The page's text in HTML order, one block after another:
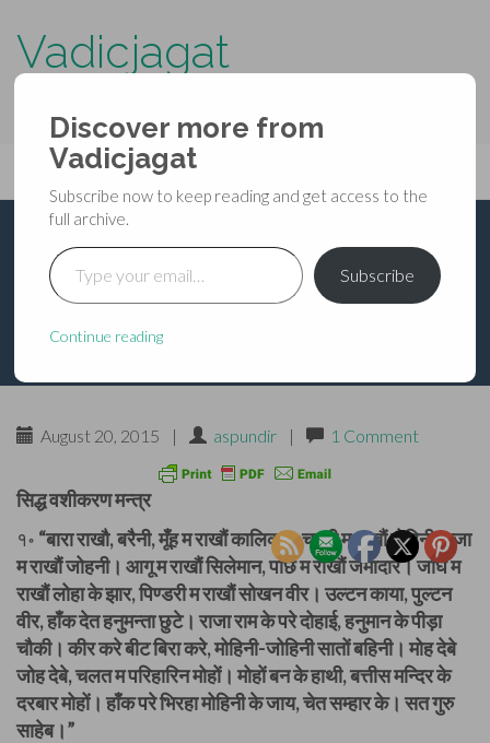
Vadicjagat
Primary
Menu
content
Vadicjagat
सिद्ध वशीकरण मन्त्र
August 20, 2015 | aspundir | 1 Comment
सिद्ध वशीकरण मन्त्र
१॰ “बारा राखौ, बरैनी, मूँह म राखौं कालिका। चण्डी म राखौं मोहिनी, भुजा
म राखौं जोहनी। आगू म राखौं सिलेमान, पाछे म राखौं जमादार। जाँघे म
राखौं लोहा के झार, पिण्डरी म राखौं सोखन वीर। उल्टन काया, पुल्टन
वीर, हाँक देत हनुमन्ता छुटे। राजा राम के परे दोहाई, हनुमान के पीड़ा
चौकी। कीर करे बीट बिरा करे, मोहिनी-जोहिनी सातों बहिनी। मोह देबे
जोह देबे, चलत म परिहारिन मोहों। मोहों बन के हाथी, बत्तीस मन्दिर के
दरबार मोहों। हाँक परे भिरहा मोहिनी के जाय, चेत सम्हार के। सत गुरु
साहेब।”
Discover more from
Vadicjagat
Subscribe now to keep reading and get access to the
full archive.
Type your email…
Subscribe
Continue reading